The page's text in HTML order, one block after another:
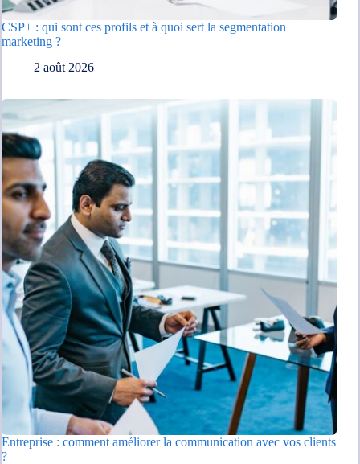
CSP+ : qui sont ces profils et à quoi sert la segmentation
marketing ?
2 août 2026
Entreprise : comment améliorer la communication avec vos clients
?